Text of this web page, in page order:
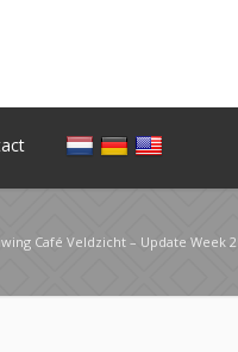
Café Veldzicht – Update Week 25 Deze week